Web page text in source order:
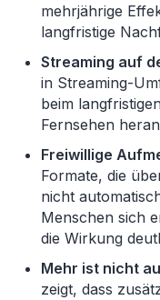
mehrjährige
langfristige
Streaming auf
in Streaming-
beim
Fernsehen
Freiwillige
Formate, die
nicht
Menschen sich
die Wirkung
Mehr ist nicht
zeigt, dass